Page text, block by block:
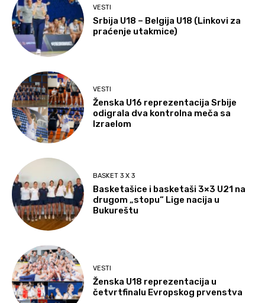
VESTI
Srbija U18 – Belgija U18 (Linkovi za
praćenje utakmice)
VESTI
Ženska U16 reprezentacija Srbije
odigrala dva kontrolna meča sa
Izraelom
BASKET 3 X 3
Basketašice i basketaši 3×3 U21 na
drugom „stopu“ Lige nacija u
Bukureštu
VESTI
Ženska U18 reprezentacija u
četvrtfinalu Evropskog prvenstva